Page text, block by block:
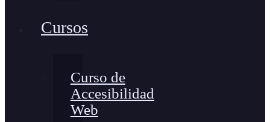
Cursos
Curso de
Accesibilidad
Web